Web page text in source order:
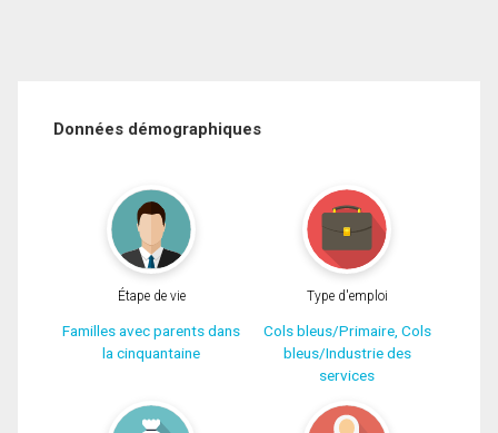
Données démographiques
Étape de vie
Familles avec parents dans
la cinquantaine
Type d'emploi
Cols bleus/Primaire, Cols
bleus/Industrie des
services